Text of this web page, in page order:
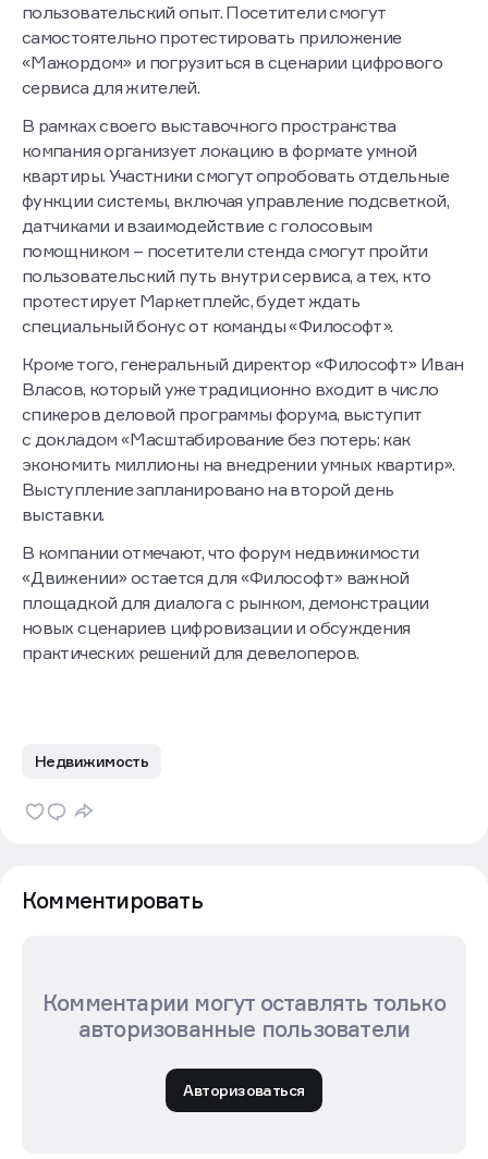
пользовательский опыт. Посетители смогут
самостоятельно протестировать приложение
«Мажордом» и погрузиться в сценарии цифрового
сервиса для жителей.
В рамках своего выставочного пространства
компания организует локацию в формате умной
квартиры. Участники смогут опробовать отдельные
функции системы, включая управление подсветкой,
датчиками и взаимодействие с голосовым
помощником – посетители стенда смогут пройти
пользовательский путь внутри сервиса, а тех, кто
протестирует Маркетплейс, будет ждать
специальный бонус от команды «Философт».
Кроме того, генеральный директор «Философт» Иван
Власов, который уже традиционно входит в число
спикеров деловой программы форума, выступит
с докладом «Масштабирование без потерь: как
экономить миллионы на внедрении умных квартир».
Выступление запланировано на второй день
выставки.
В компании отмечают, что форум недвижимости
«Движении» остается для «Философт» важной
площадкой для диалога с рынком, демонстрации
новых сценариев цифровизации и обсуждения
практических решений для девелоперов.
Недвижимость
Комментировать
Комментарии могут оставлять только
авторизованные пользователи
Авторизоваться